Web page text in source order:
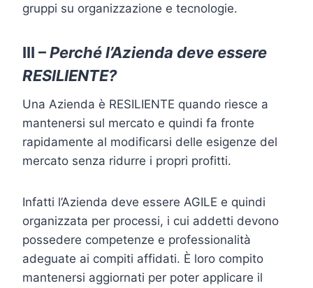
gruppi su organizzazione e tecnologie.
III –Perché l’Azienda deve essere
RESILIENTE?
Una Azienda è RESILIENTE quando riesce a
mantenersi sul mercato e quindi fa fronte
rapidamente al modificarsi delle esigenze del
mercato senza ridurre i propri profitti.
Infatti l’Azienda deve essere AGILE e quindi
organizzata per processi, i cui addetti devono
possedere competenze e professionalità
adeguate ai compiti affidati. È loro compito
mantenersi aggiornati per poter applicare il